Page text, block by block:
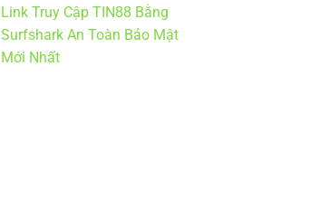
Link Truy Cập TIN88 Bằng
Surfshark An Toàn Bảo Mật
Mới Nhất